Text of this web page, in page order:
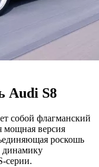
Audi S8
собой флагманский
мощная версия
роскошь
динамику
серии.